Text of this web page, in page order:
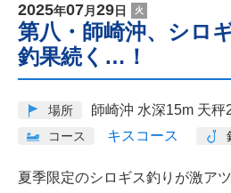
2025年07月 29日 火
第八・師崎沖、シロ
釣果続く…！
場所 師崎沖 水深15m 天
コース キスコース
夏季限定のシロギス釣りが激ア